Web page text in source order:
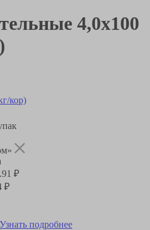
4,0х100
₽
₽
Узнать подробнее